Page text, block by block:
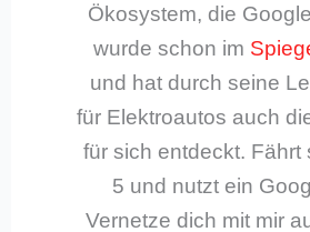
Ökosystem, die
wurde schon im
und hat durch seine
für Elektroautos auch
für sich entdeckt. Fährt
5 und nutzt ein
Vernetze dich mit mir